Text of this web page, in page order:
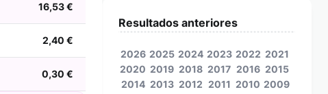
16,53 €
2,40 €
0,30 €
Resultados anteriores
2026 2025 2024 2023 2022 2021
2020 2019 2018 2017 2016 2015
2014 2013 2012 2011 2010 2009